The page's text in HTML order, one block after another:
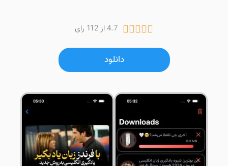
4.7 از 112 رای 
دانلود